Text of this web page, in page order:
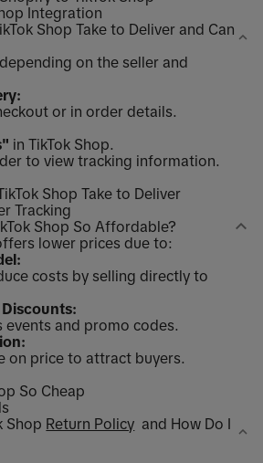
Integration
Shop Take to Deliver and Can
on the seller and
or in order details.
in TikTok Shop.
to view tracking information.
Shop Take to Deliver
Tracking
Shop So Affordable?
lower prices due to:
costs by selling directly to
events and promo codes.
on price to attract buyers.
So Cheap
Shop Return Policy and How Do I